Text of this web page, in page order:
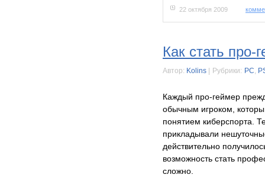
22 октября 2009
Как стать про-
Автор: Kolins Рубрики: PC,
Каждый про-геймер
обычным игроком,
понятием киберспорта.
прикладывали
действительно
возможность стать
сложно.